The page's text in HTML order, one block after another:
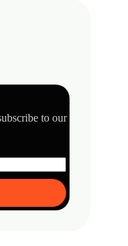
to our